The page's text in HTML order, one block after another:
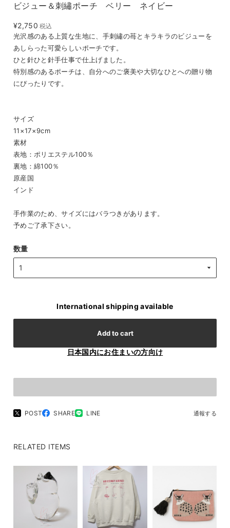
ビジュー＆刺繡ポーチ ベリー ネイビー
¥2,750 税込
光沢感のある上質な生地に、手刺繡の苺とキラキラのビジューを
あしらった可愛らしいポーチです。
ひと針ひと針手仕事で仕上げました。
特別感のあるポーチは、自分へのご褒美や大切なひとへの贈り物
にぴったりです。
サイズ
11×17×9cm
素材
表地：ポリエステル100％
裏地：綿100％
原産国
インド
手作業のため、サイズにはバラつきがあります。
予めご了承下さい。
数量
International shipping available
Add to cart
日本国内にお住まいの方向け
POST SHARE LINE 通報する
RELATED ITEMS